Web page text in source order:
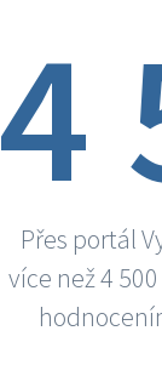
4
Přes portál
více než 4